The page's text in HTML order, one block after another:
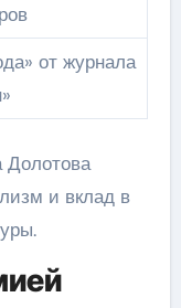
от журнала
и вклад в